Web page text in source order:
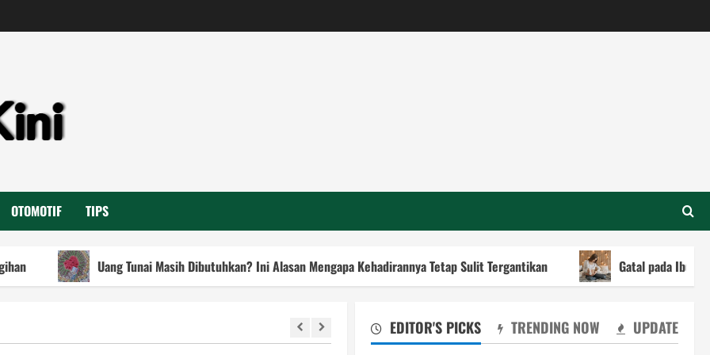
OTOMOTIF TIPS
Uang Tunai Masih Dibutuhkan? Ini Alasan Mengapa Kehadirannya Tetap Sulit Tergantikan Gatal pada Ibu Hamil,
EDITOR'S PICKS TRENDING NOW UPDATE